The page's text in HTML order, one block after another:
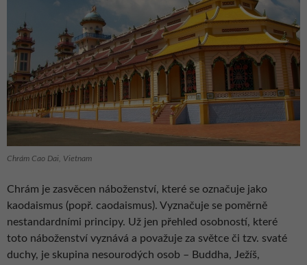
Chrám Cao Dai, Vietnam
Chrám je zasvěcen náboženství, které se označuje jako
kaodaismus (popř. caodaismus). Vyznačuje se poměrně
nestandardními principy. Už jen přehled osobností, které
toto náboženství vyznává a považuje za světce či tzv. svaté
duchy, je skupina nesourodých osob – Buddha, Ježíš,